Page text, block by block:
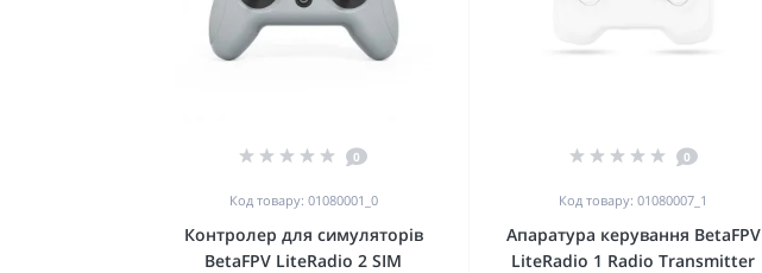
0
Код товару: 01080001_0
Контролер для симуляторів
BetaFPV LiteRadio 2 SIM
0
Код товару: 01080007_1
Апаратура керування BetaFPV
LiteRadio 1 Radio Transmitter